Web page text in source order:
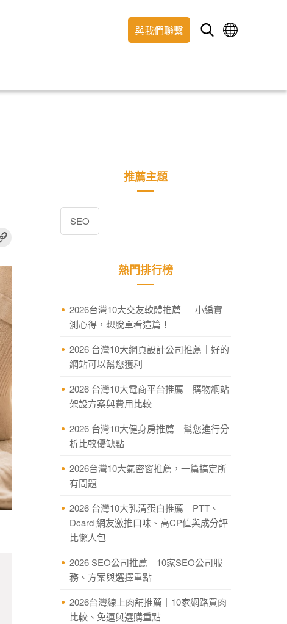
與我們聯繫
推薦主題
SEO
熱門排行榜
2026台灣10大交友軟體推薦 ｜ 小編實
測心得，想脫單看這篇！
2026 台灣10大網頁設計公司推薦｜好的
網站可以幫您獲利
2026 台灣10大電商平台推薦｜購物網站
架設方案與費用比較
2026 台灣10大健身房推薦｜幫您進行分
析比較優缺點
2026台灣10大氣密窗推薦，一篇搞定所
有問題
2026 台灣10大乳清蛋白推薦｜PTT、
Dcard 網友激推口味、高CP值與成分評
比懶人包
2026 SEO公司推薦｜10家SEO公司服
務、方案與選擇重點
2026台灣線上肉舖推薦｜10家網路買肉
比較、免運與選購重點